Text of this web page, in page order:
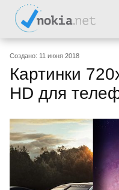
Создано: 11 июня 2018
Картинки
HD для